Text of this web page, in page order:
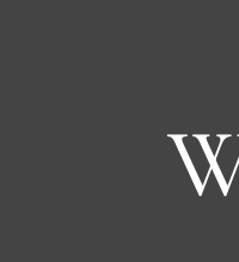
的電力變壓器。
於70~80%，由於損耗低
辦公大樓。